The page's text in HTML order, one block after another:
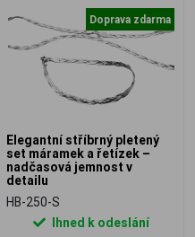
Doprava zdarma
Elegantní stříbrný pletený
set máramek a řetízek –
nadčasová jemnost v
detailu
HB-250-S
Ihned k odeslání